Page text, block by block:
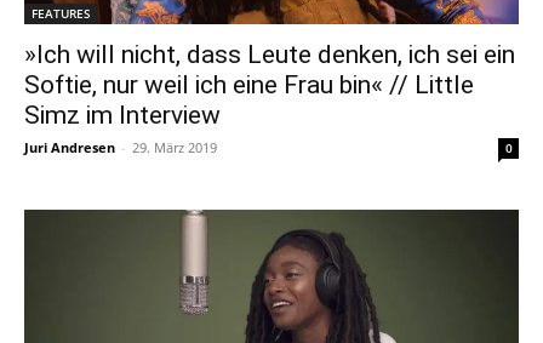
FEATURES
»Ich will nicht, dass Leute denken, ich sei ein
Softie, nur weil ich eine Frau bin« // Little
Simz im Interview
Juri Andresen - 29. März 2019 0